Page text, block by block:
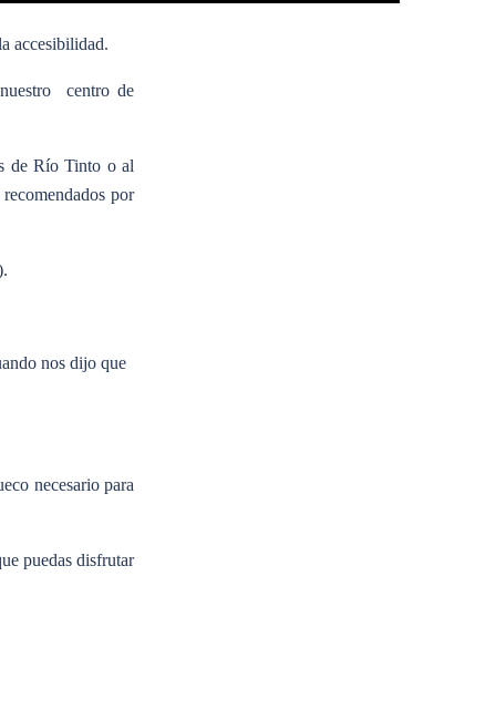
accesibilidad.
centro de
de Río Tinto o al
por
nos dijo que
necesario para
puedas disfrutar